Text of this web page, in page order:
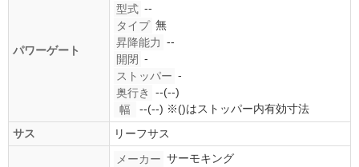
パワーゲート
型式 --
タイプ 無
昇降能力 --
開閉 -
ストッパー -
奥行き
--(--)
幅
--(--) ※()はストッパー内有効寸法
サス
リーフサス
メーカー サーモキング